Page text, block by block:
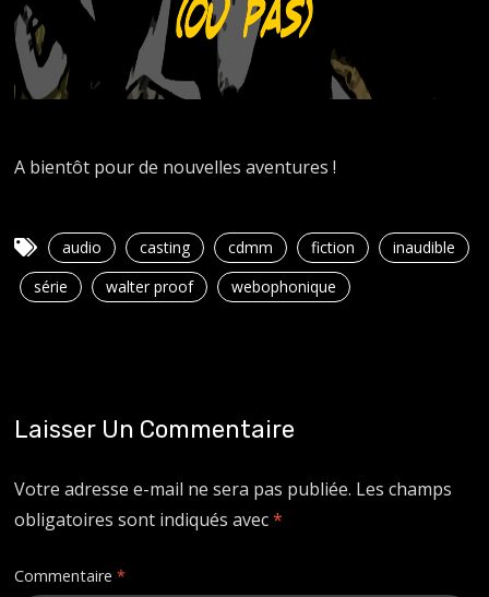
A bientôt pour de nouvelles aventures !
audio casting cdmm fiction
inaudible
série
walter proof webophonique
Laisser Un Commentaire
Votre adresse e-mail ne sera pas publiée. Les champs
obligatoires sont indiqués avec*
Commentaire*